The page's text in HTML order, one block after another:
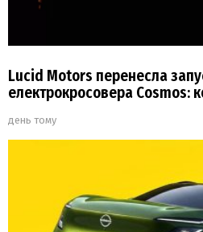
Lucid Motors перенесла
електрокросовера Cosmos:
день тому